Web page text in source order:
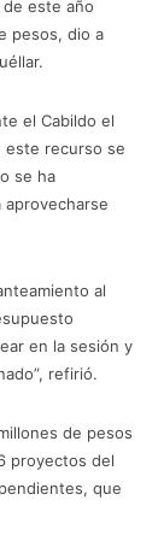
este año
pesos, dio a
el Cabildo el
este recurso se
se ha
al
en la sesión y
refirió.
de pesos
proyectos del
que